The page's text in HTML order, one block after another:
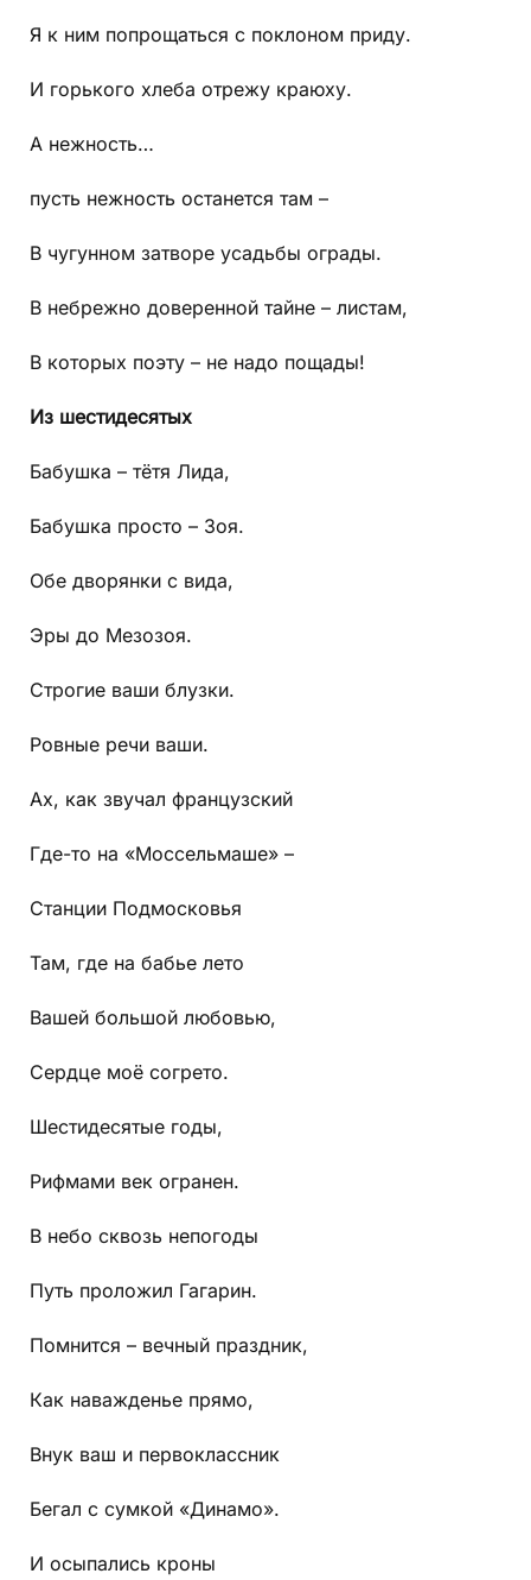
Я к ним попрощаться с поклоном приду.
И горького хлеба отрежу краюху.
А нежность…
пусть нежность останется там –
В чугунном затворе усадьбы ограды.
В небрежно доверенной тайне – листам,
В которых поэту – не надо пощады!
Из шестидесятых
Бабушка – тётя Лида,
Бабушка просто – Зоя.
Обе дворянки с вида,
Эры до Мезозоя.
Строгие ваши блузки.
Ровные речи ваши.
Ах, как звучал французский
Где-то на «Моссельмаше» –
Станции Подмосковья
Там, где на бабье лето
Вашей большой любовью,
Сердце моё согрето.
Шестидесятые годы,
Рифмами век огранен.
В небо сквозь непогоды
Путь проложил Гагарин.
Помнится – вечный праздник,
Как наважденье прямо,
Внук ваш и первоклассник
Бегал с сумкой «Динамо».
И осыпались кроны